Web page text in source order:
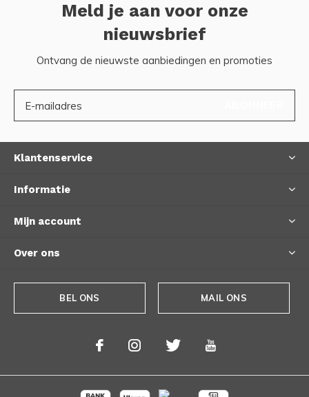
Meld je aan voor onze
nieuwsbrief
Ontvang de nieuwste aanbiedingen en promoties
Klantenservice
Informatie
Mijn account
Over ons
BEL ONS MAIL ONS